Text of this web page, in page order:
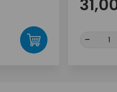
-